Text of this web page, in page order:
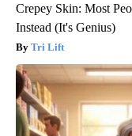
Crepey Skin: Most
Instead (It's Genius)
Tri Lift